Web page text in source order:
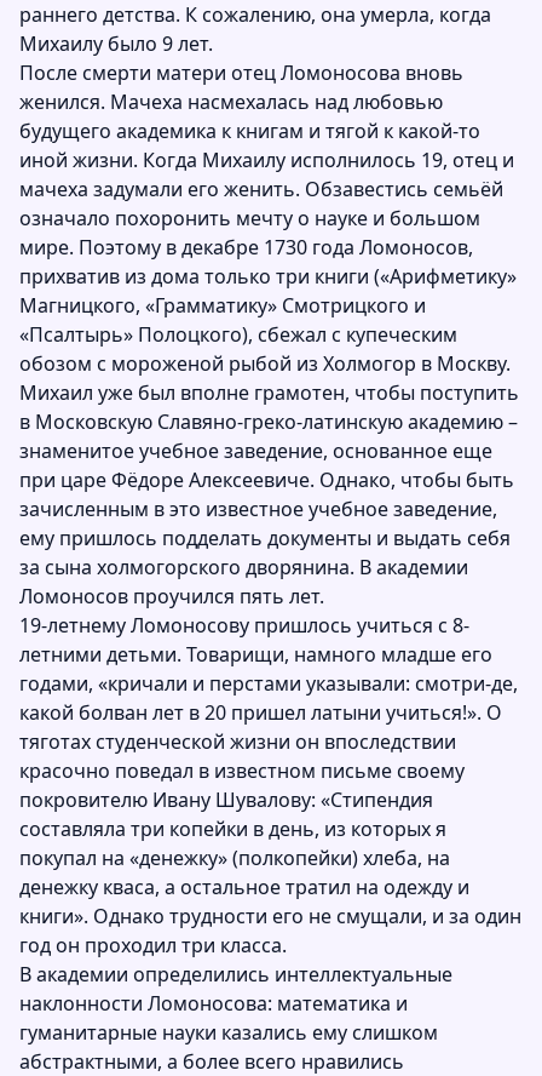
раннего детства. К сожалению, она умерла, когда
Михаилу было 9 лет.
После смерти матери отец Ломоносова вновь
женился. Мачеха насмехалась над любовью
будущего академика к книгам и тягой к какой-то
иной жизни. Когда Михаилу исполнилось 19, отец и
мачеха задумали его женить. Обзавестись семьёй
означало похоронить мечту о науке и большом
мире. Поэтому в декабре 1730 года Ломоносов,
прихватив из дома только три книги («Арифметику»
Магницкого, «Грамматику» Смотрицкого и
«Псалтырь» Полоцкого), сбежал с купеческим
обозом с мороженой рыбой из Холмогор в Москву.
Михаил уже был вполне грамотен, чтобы поступить
в Московскую Славяно-греко-латинскую академию –
знаменитое учебное заведение, основанное еще
при царе Фёдоре Алексеевиче. Однако, чтобы быть
зачисленным в это известное учебное заведение,
ему пришлось подделать документы и выдать себя
за сына холмогорского дворянина. В академии
Ломоносов проучился пять лет.
19-летнему Ломоносову пришлось учиться с 8-
летними детьми. Товарищи, намного младше его
годами, «кричали и перстами указывали: смотри-де,
какой болван лет в 20 пришел латыни учиться!». О
тяготах студенческой жизни он впоследствии
красочно поведал в известном письме своему
покровителю Ивану Шувалову: «Стипендия
составляла три копейки в день, из которых я
покупал на «денежку» (полкопейки) хлеба, на
денежку кваса, а остальное тратил на одежду и
книги». Однако трудности его не смущали, и за один
год он проходил три класса.
В академии определились интеллектуальные
наклонности Ломоносова: математика и
гуманитарные науки казались ему слишком
абстрактными, а более всего нравились